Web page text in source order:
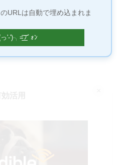
URLは自動で埋め込まれま